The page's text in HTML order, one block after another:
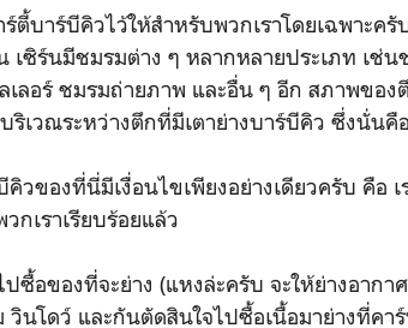
ตี้บาร์บีคิวไว้ให้สำหรับพวกเราโดยเฉพาะค
เซิร์นมีชมรมต่าง ๆ หลากหลายประเภท เช่
เลอร์ ชมรมถ่ายภาพ และอื่น ๆ อีก สภาพขอ
ริเวณระหว่างตึกที่มีเตาย่างบาร์บีคิว ซึ่งนั่น
คิวของที่นี่มีเงื่อนไขเพียงอย่างเดียวครับ คือ
กเราเรียบร้อยแล้ว
อของที่จะย่าง (แหงล่ะครับ จะให้ย่างอากา
นโดว์ และกันตัดสินใจไปซื้อเนื้อมาย่างที่คาร์